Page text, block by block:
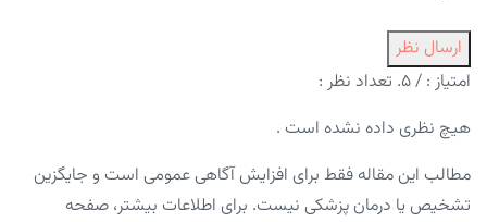
ارسال نظر
امتیاز : / ۵. تعداد نظر :
هیچ نظری داده نشده است .
مطالب این مقاله فقط برای افزایش آگاهی عمومی است و جایگزین
تشخیص یا درمان پزشکی نیست. برای اطلاعات بیشتر، صفحه